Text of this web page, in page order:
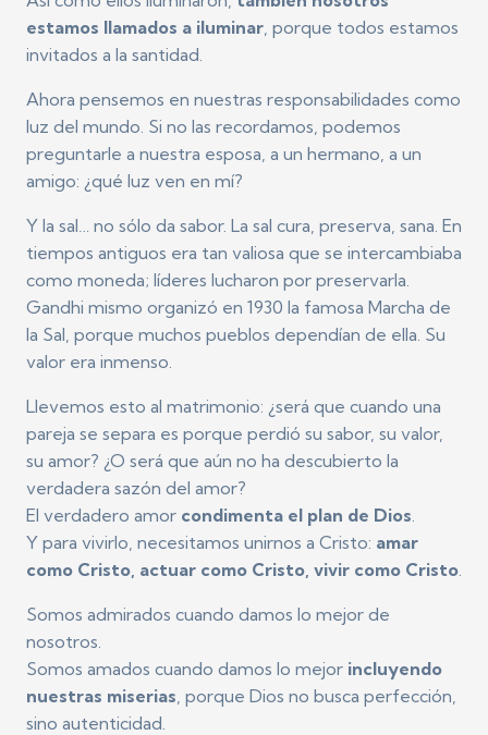
estamos llamados a iluminar , porque todos estamos
invitados a la santidad.
Ahora pensemos en nuestras responsabilidades como
luz del mundo. Si no las recordamos, podemos
preguntarle a nuestra esposa, a un hermano, a un
amigo: ¿qué luz ven en mí?
Y la sal… no sólo da sabor. La sal cura, preserva, sana. En
tiempos antiguos era tan valiosa que se intercambiaba
como moneda; líderes lucharon por preservarla.
Gandhi mismo organizó en 1930 la famosa Marcha de
la Sal, porque muchos pueblos dependían de ella. Su
valor era inmenso.
Llevemos esto al matrimonio: ¿será que cuando una
pareja se separa es porque perdió su sabor, su valor,
su amor? ¿O será que aún no ha descubierto la
verdadera sazón del amor?
El verdadero amor condimenta el plan de Dios
Y para vivirlo, necesitamos unirnos a Cristo: amar
como Cristo, actuar como Cristo, vivir como Cristo
Somos admirados cuando damos lo mejor de
nosotros.
Somos amados cuando damos lo mejor incluyendo
nuestras miserias , porque Dios no busca perfección,
sino autenticidad.